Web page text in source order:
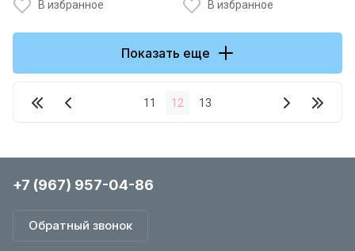
В избранное В избранное
Показать еще
11 12 13
+7 (967) 957-04-86
Обратный звонок